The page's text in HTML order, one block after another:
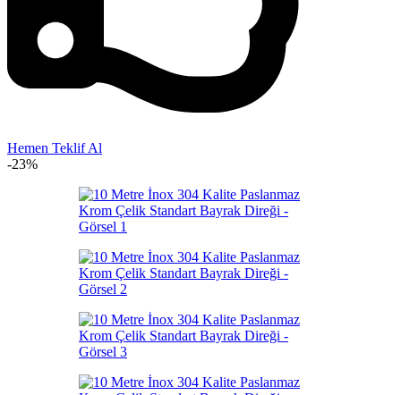
Hemen Teklif Al
-23%